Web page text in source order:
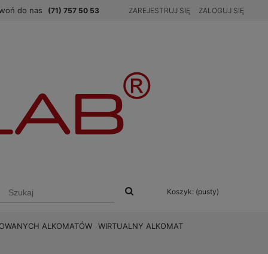
do nas (71) 757 50 53 ZAREJESTRUJ SIĘ ZALOGUJ SIĘ
Koszyk: (pusty)
ALKOMATÓW
WIRTUALNY ALKOMAT